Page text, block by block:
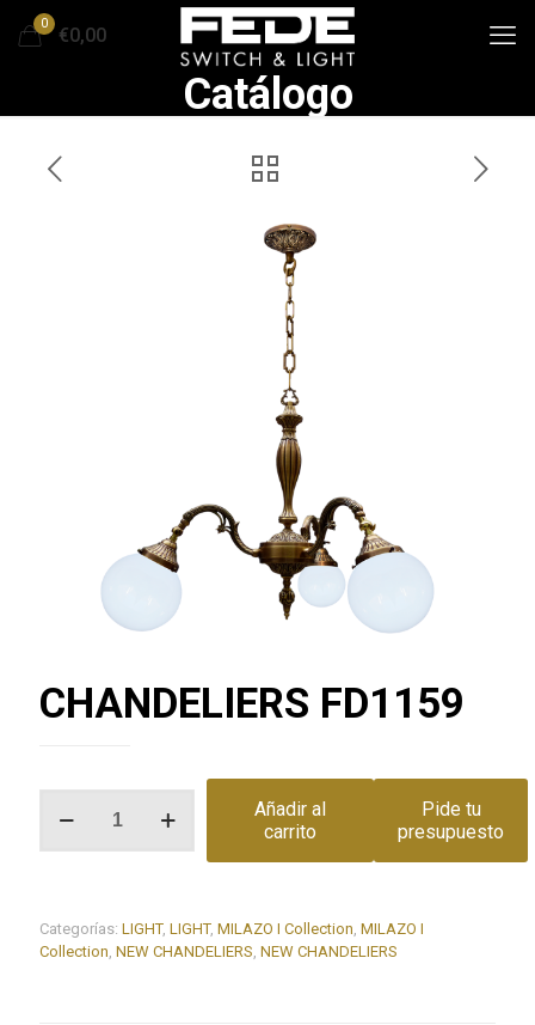
0
€0,00
Catálogo
CHANDELIERS FD1159
FD1159
Añadir al
carrito
Pide tu
presupuesto
Categorías: LIGHT, LIGHT, MILAZO I Collection, MILAZO I
Collection, NEW CHANDELIERS, NEW CHANDELIERS